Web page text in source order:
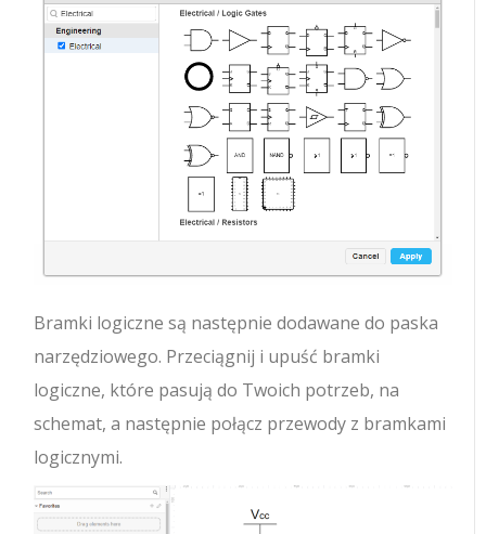
Bramki logiczne są następnie dodawane do paska
narzędziowego. Przeciągnij i upuść bramki
logiczne, które pasują do Twoich potrzeb, na
schemat, a następnie połącz przewody z bramkami
logicznymi.